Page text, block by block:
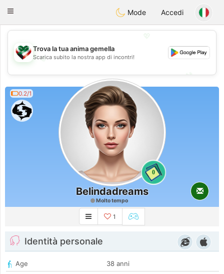
KuwaitChat
Toggle
Mode Accedi
💖
💕
💕
Trova la tua anima gemella
Scarica subito la nostra app di incontri!
0.2/1
0
Belindadreams
Molto tempo
1
Identità personale
Age
38 anni